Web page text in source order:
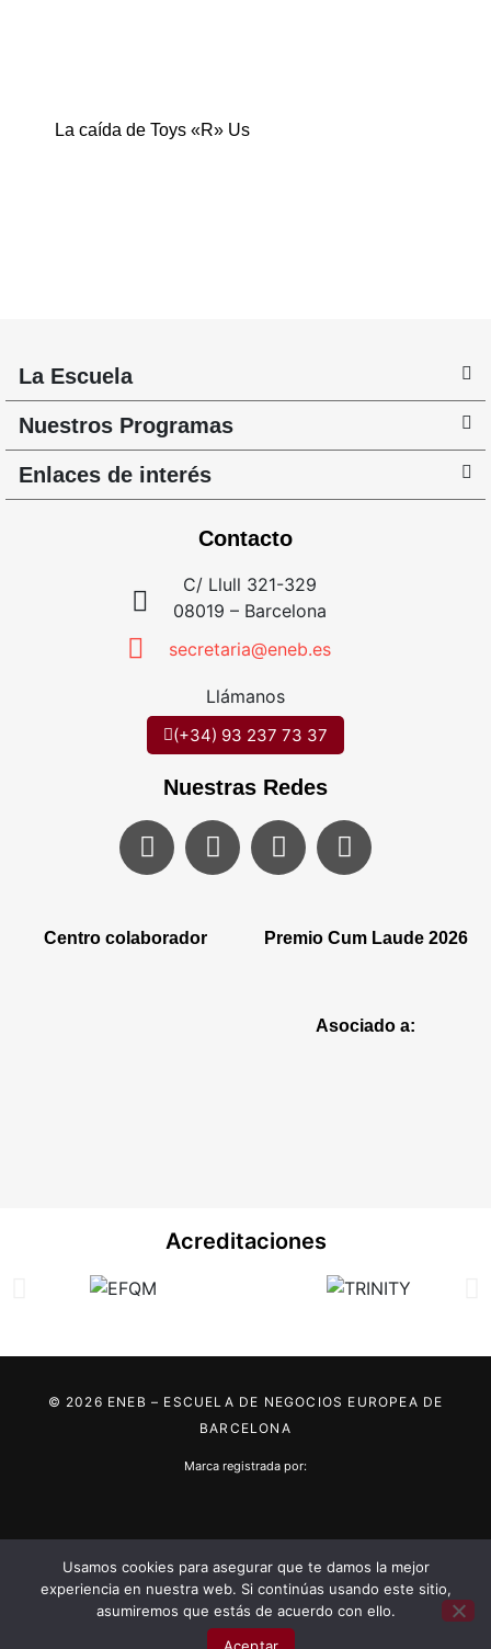
La caída de Toys «R» Us
La Escuela
Nuestros Programas
Enlaces de interés
Contacto
C/ Llull 321-329
08019 – Barcelona
secretaria@eneb.es
Llámanos
(+34) 93 237 73 37
Nuestras Redes
Centro colaborador Premio Cum Laude 2026
Asociado a:
Acreditaciones
© 2026 ENEB – ESCUELA DE NEGOCIOS EUROPEA DE
BARCELONA
Marca registrada por:
Usamos cookies para asegurar que te damos la mejor
experiencia en nuestra web. Si continúas usando este sitio,
asumiremos que estás de acuerdo con ello.